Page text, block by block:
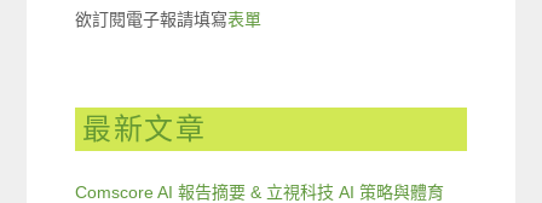
欲訂閱電子報請填寫表單
最新文章
Comscore AI 報告摘要 & 立視科技 AI 策略與體育